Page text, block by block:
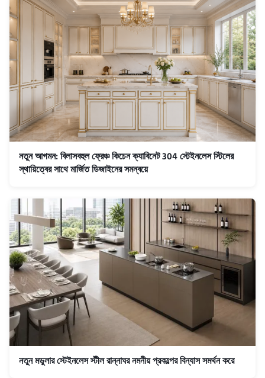
নতুন আগমন: বিলাসবহুল ফ্রেঞ্চ কিচেন ক্যাবিনেট 304 স্টেইনলেস স্টিলের
স্থায়িত্বের সাথে মার্জিত ডিজাইনের সমন্বয়ে
নতুন মডুলার স্টেইনলেস স্টীল রান্নাঘর নমনীয় প্রকল্পের বিন্যাস সমর্থন করে